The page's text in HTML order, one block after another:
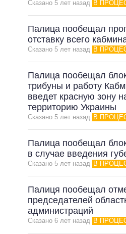
Сказано 5 лет назад В
Палица пообещал
отставку всего
Сказано 5 лет назад В
Палица пообещал
трибуны и работу
введет красную зону
территорию Украины
Сказано 5 лет назад В
Палица пообещал
в случае введения
Сказано 5 лет назад В
Палиця пообещал
председателей
администраций
Сказано 6 лет назад В